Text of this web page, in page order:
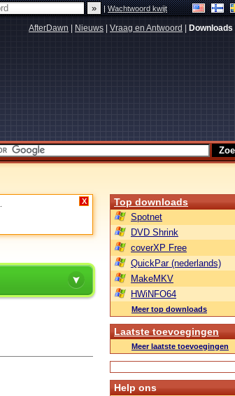
|Wachtwoord kwijt
AfterDawn Nieuws Vraag en Antwoord Downloads
X Top downloads
Spotnet
DVD Shrink
coverXP Free
QuickPar (nederlands)
MakeMKV
HWiNFO64
Meer top downloads
Laatste toevoegingen
Meer laatste toevoegingen
Help ons